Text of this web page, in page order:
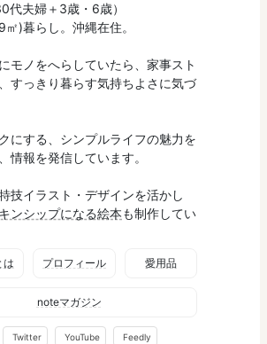
代夫婦＋3歳・6歳）
)暮らし。沖縄在住。
モノをへらしていたら、家事スト
すっきり暮らす気持ちよさに気づ
にする、シンプルライフの魅力を
情報を発信しています。
技イラスト・デザインを活かし
ンシップになる絵本も制作してい
は プロフィール 愛用品
noteマガジン
Twitter YouTube Feedly